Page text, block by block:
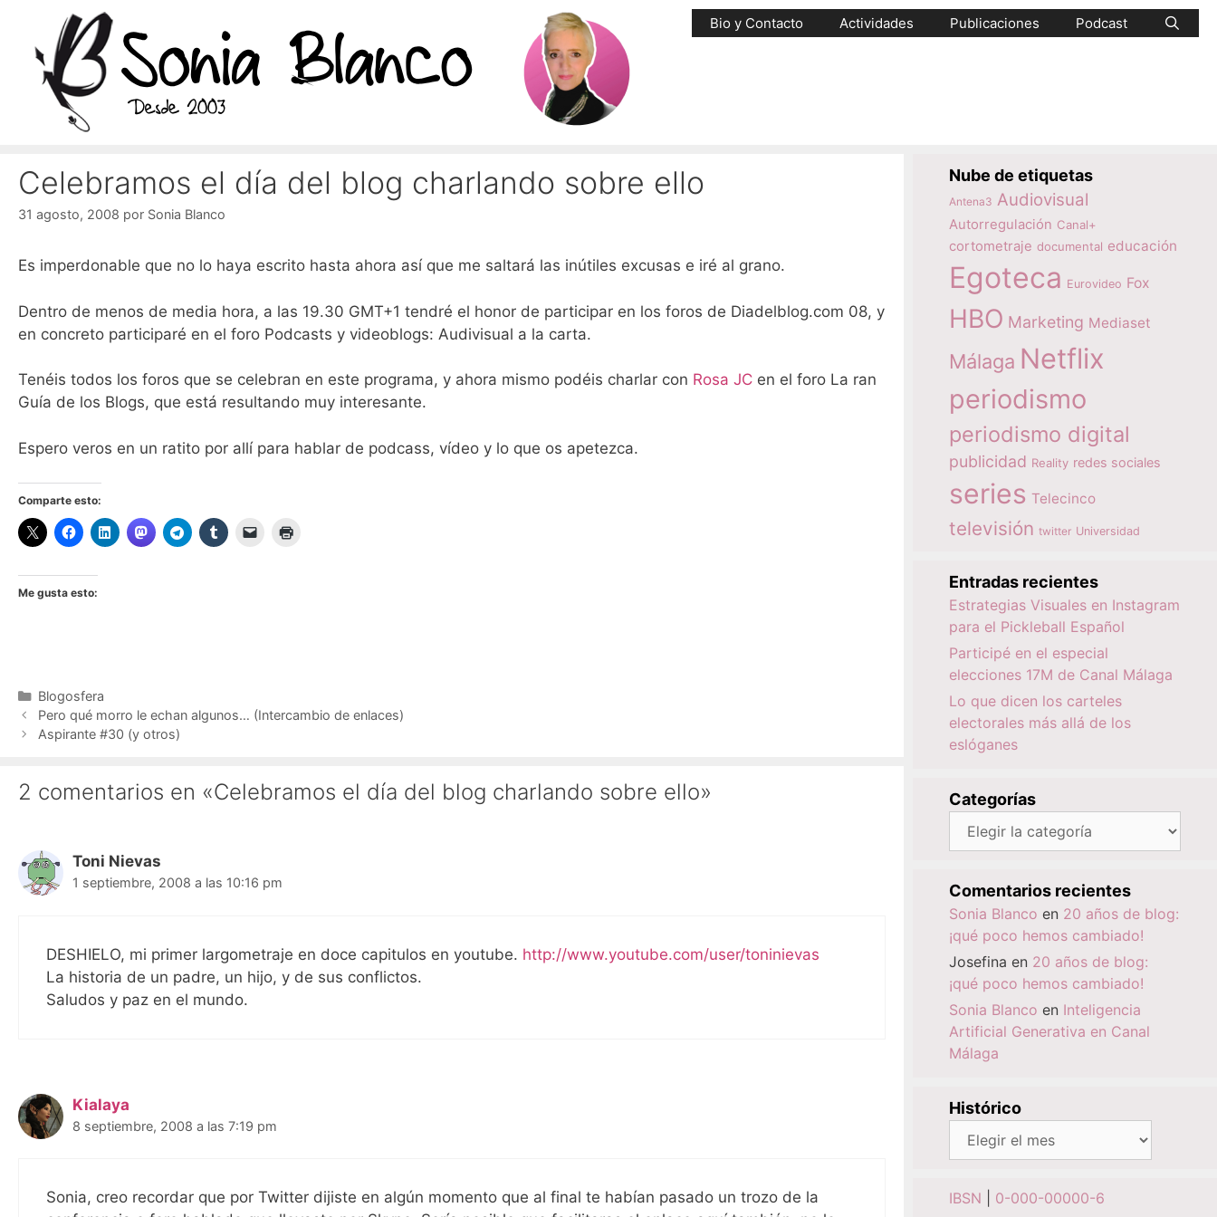
contenido
Bio y Contacto Actividades Publicaciones Podcast
Celebramos el día del blog charlando sobre ello
31 agosto, 2008 por Sonia Blanco
Es imperdonable que no lo haya escrito hasta ahora así que me saltará las inútiles excusas e iré al grano.
Dentro de menos de media hora, a las 19.30 GMT+1 tendré el honor de participar en los foros de Diadelblog.com 08, y
en concreto participaré en el foro Podcasts y videoblogs: Audivisual a la carta.
Tenéis todos los foros que se celebran en este programa, y ahora mismo podéis charlar con Rosa JC en el foro La ran
Guía de los Blogs, que está resultando muy interesante.
Espero veros en un ratito por allí para hablar de podcass, vídeo y lo que os apetezca.
Comparte esto:
Me gusta esto:
Categorías
Blogosfera
Pero qué morro le echan algunos… (Intercambio de enlaces)
Aspirante #30 (y otros)
2 comentarios en «Celebramos el día del blog charlando sobre ello»
Toni Nievas
1 septiembre, 2008 a las 10:16 pm
DESHIELO, mi primer largometraje en doce capitulos en youtube. http://www.youtube.com/user/toninievas
La historia de un padre, un hijo, y de sus conflictos.
Saludos y paz en el mundo.
Kialaya
8 septiembre, 2008 a las 7:19 pm
Sonia, creo recordar que por Twitter dijiste en algún momento que al final te habían pasado un trozo de la
Nube de etiquetas
Antena3 Audiovisual
Autorregulación Canal+
cortometraje documental educación
Egoteca Eurovideo Fox
HBO Marketing Mediaset
Málaga Netflix
periodismo
periodismo digital
publicidad Reality redes sociales
series Telecinco
televisión twitter Universidad
Entradas recientes
Estrategias Visuales en Instagram
para el Pickleball Español
Participé en el especial
elecciones 17M de Canal Málaga
Lo que dicen los carteles
electorales más allá de los
eslóganes
Categorías
Categorías
Comentarios recientes
Sonia Blanco en 20 años de blog:
¡qué poco hemos cambiado!
Josefina en 20 años de blog:
¡qué poco hemos cambiado!
Sonia Blanco en Inteligencia
Artificial Generativa en Canal
Málaga
Histórico
Histórico
IBSN 0-000-00000-6